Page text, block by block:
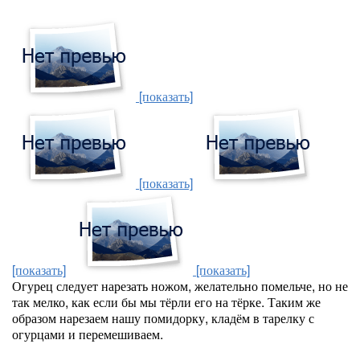
[показать]
[показать]
[показать]
[показать]
Огурец следует нарезать ножом, желательно помельче, но не
так мелко, как если бы мы тёрли его на тёрке. Таким же
образом нарезаем нашу помидорку, кладём в тарелку с
огурцами и перемешиваем.